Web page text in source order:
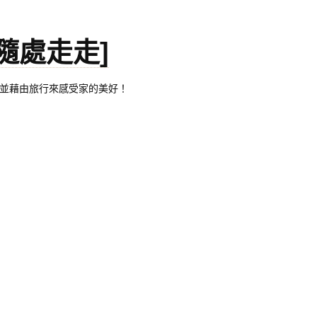
處走走]
由旅行來感受家的美好！